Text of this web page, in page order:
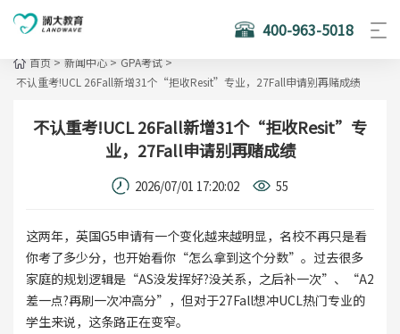
400-963-5018
首页 > 新闻中心 > GPA考试 >
不认重考!UCL 26Fall新增31个“拒收Resit”专业，27Fall申请别再赌成绩
不认重考!UCL 26Fall新增31个“拒收Resit”专
业，27Fall申请别再赌成绩
2026/07/01 17:20:02 55
这两年，英国G5申请有一个变化越来越明显，名校不再只是看
你考了多少分，也开始看你“怎么拿到这个分数”。过去很多
家庭的规划逻辑是“AS没发挥好?没关系，之后补一次”、“A2
差一点?再刷一次冲高分”，但对于27Fall想冲UCL热门专业的
学生来说，这条路正在变窄。